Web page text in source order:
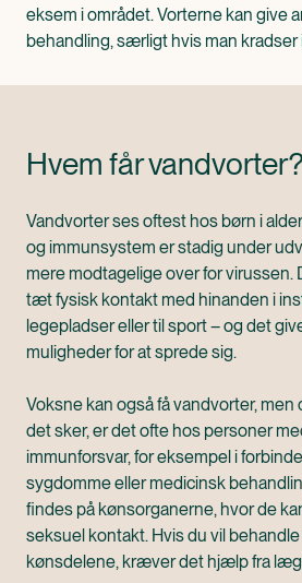
eksem i området. Vorterne kan give
behandling, særligt hvis man kradser
Hvem får
Vandvorter ses oftest hos børn i
og immunsystem er stadig under
mere modtagelige over for virussen.
tæt fysisk kontakt med hinanden i
legepladser eller til sport – og det
muligheder for at sprede sig.
Voksne kan også få vandvorter,
det sker, er det ofte hos personer
immunforsvar, for eksempel i
sygdomme eller medicinsk
findes på kønsorganerne, hvor de
seksuel kontakt. Hvis du vil
kønsdelene, kræver det hjælp fra